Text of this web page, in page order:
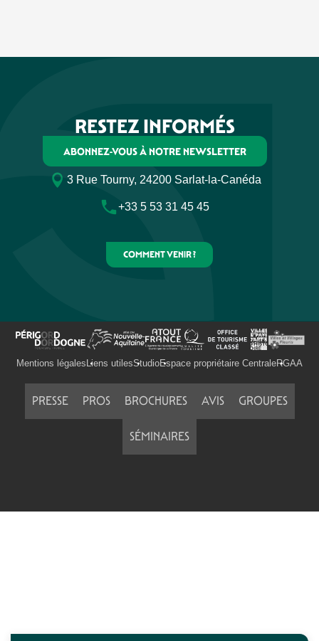
RESTEZ INFORMÉS
ABONNEZ-VOUS À NOTRE NEWSLETTER
3 Rue Tourny, 24200 Sarlat-la-Canéda
+33 5 53 31 45 45
COMMENT VENIR ?
Mentions légales Liens utilesStudioEspace propriétaire CentraleRGAA
PRESSE PROS BROCHURES AVIS GROUPES
SÉMINAIRES